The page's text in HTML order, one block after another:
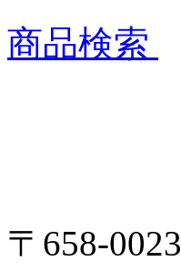
商品検索
〒658-0023